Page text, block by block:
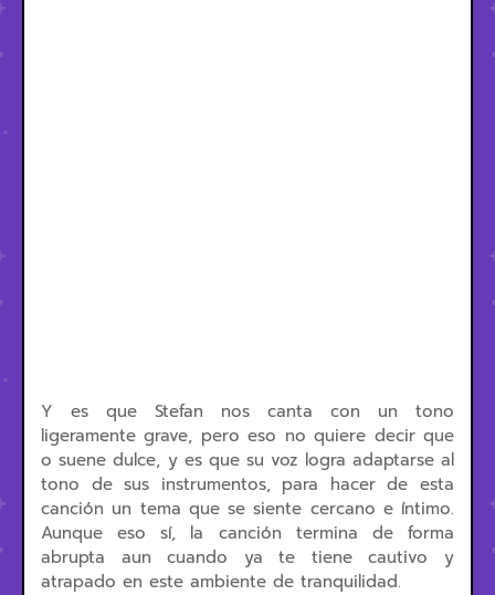
Y es que Stefan nos canta con un tono
ligeramente grave, pero eso no quiere decir que
o suene dulce, y es que su voz logra adaptarse al
tono de sus instrumentos, para hacer de esta
canción un tema que se siente cercano e íntimo.
Aunque eso sí, la canción termina de forma
abrupta aun cuando ya te tiene cautivo y
atrapado en este ambiente de tranquilidad.